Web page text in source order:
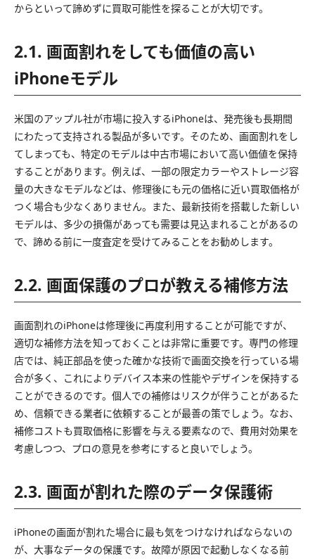
からといって諦めずに買取可能性を探ることが大切です。
2.1. 画面割れをしても価値の高い
iPhoneモデル
米国のアップル社が市場に投入するiPhoneは、発売後も長期間
にわたって支持される製品が多いです。そのため、画面割れをし
てしまっても、特定のモデルは中古市場において高い価値を保持
することがあります。例えば、一部の限定カラーやストレージ容
量の大きなモデルなどは、修理後にも元の価格に近い買取価格が
つく場合も少なくありません。また、最新技術を搭載した新しい
モデルは、多少の損傷があっても需要は見込まれることがあるの
で、諦める前に一度査定を受けてみることをお勧めします。
2.2. 画面保護のプロが教える補修方法
画面割れのiPhoneは修理後に再度利用することが可能ですが、
適切な補修方法を知っておくことは非常に重要です。専門の修理
店では、純正部品を使った確かな技術で画面交換を行っている場
合が多く、これによりデバイス本来の性能やデザインを保持する
ことができるのです。個人での補修はリスクが伴うことがあるた
め、信頼できる業者に依頼することが最善の策でしょう。なお、
補修コストも買取価格に影響を与える要素なので、費用対効果を
考慮しつつ、プロの意見を参考にすると良いでしょう。
2.3. 画面が割れた際のデータ保護術
iPhoneの画面が割れた場合に最も気をつけなければならないの
が、大事なデータの保護です。故障が原因で起動しなくなる前